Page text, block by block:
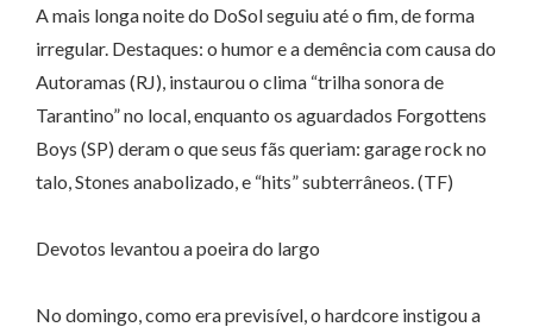
A mais longa noite do DoSol seguiu até o fim, de forma
irregular. Destaques: o humor e a demência com causa do
Autoramas (RJ), instaurou o clima “trilha sonora de
Tarantino” no local, enquanto os aguardados Forgottens
Boys (SP) deram o que seus fãs queriam: garage rock no
talo, Stones anabolizado, e “hits” subterrâneos. (TF)
Devotos levantou a poeira do largo
No domingo, como era previsível, o hardcore instigou a